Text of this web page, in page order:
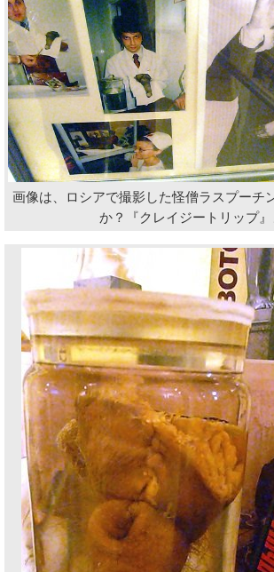
画像は、ロシアで撮影した怪僧ラスプーチ
か？『クレイジートリップ』